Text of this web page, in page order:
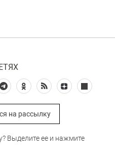
на рассылку
Выделите ее и нажмите